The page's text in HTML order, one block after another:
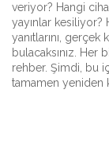
veriyor? Hangi
yayınlar kesiliyor?
yanıtlarını,
bulacaksınız.
rehber. Şimdi, bu
tamamen yeniden